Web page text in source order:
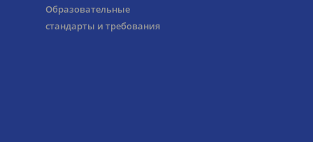
Образовательные
стандарты и требования